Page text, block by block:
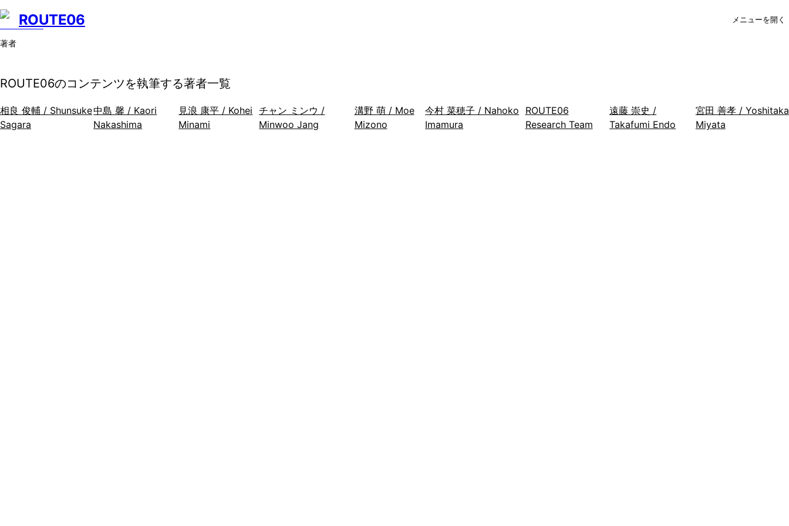
ROUTE06 メニューを開く
著者
ROUTE06のコンテンツを執筆する著者一覧
相良 俊輔 / Shunsuke
Sagara
中島 馨 / Kaori
Nakashima
見浪 康平 / Kohei
Minami
チャン ミンウ /
Minwoo Jang
溝野 萌 / Moe
Mizono
今村 菜穂子 / Nahoko
Imamura
ROUTE06
Research Team
遠藤 崇史 /
Takafumi Endo
宮田 善孝 / Yoshitaka
Miyata